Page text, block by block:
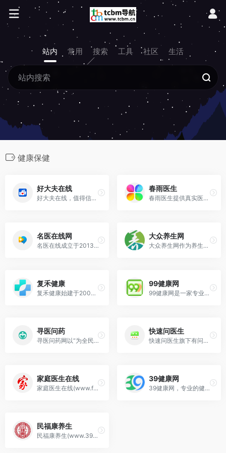
站内 常用 搜索 工具 社区 生活
健康保健
好大夫在线
好大夫在线，值得信赖的医疗平台，汇集全国17万+优质医疗权威专家，为患者提供网上看病、挂专家号，在线开药，线上买药，线上复诊，网络预约手术等全方位服务；患者通过
春雨医生
春雨医生提供真实医生的在线医疗健康咨询服务。由公立医院医师解答用户的健康问题。移动客户端产品春雨掌上医生是一款“自查+咨询”的健康服务类手机客户端；您可通过春雨
名医在线网
名医在线成立于2013年，系一家智慧医疗公司，公司建立并运营“健康科普”及“互联网医院”两大精准就医服务平台。为患者、医生、 医疗机构、 医药企业提供服务，分别
大众养生网
大众养生网作为养生第一门户，秉承传播科学养生方法和理念将养生贯穿于日常生活，真正做到让养生大众化，全民化，科学化。
复禾健康
复禾健康始建于2005年，是一家提供医疗健康优质内容和线下线上诊疗服务的网站。与全国知名三甲医院及医生保持长期合作，围绕医生打造个人 IP ，提升医生个人影响力
99健康网
99健康网是一家专业提供健康资讯的综合性健康网，是最适合中国人的健康门户网站。99健康网站旗下设有医院库、药品库、男科、妇科、中医、老人、育儿、体检、图库、美容
寻医问药
寻医问药网以“为全民健康导航”为己任，传播“品质生活、健康为先”的理念，为患者、医生搭建精准医疗信息查询，一对一在线咨询，预约挂号等服务平台。
快速问医生
快速问医生旗下有问必答网是优秀的医生在线健康问答咨询平台。来自全国数万名医生为您免费解答任何健康问题，可以通过电话、文字等多种方式与医生进行一对一咨询!
家庭医生在线
家庭医生在线(www.familydoctor.com.cn)专业的健康资讯门户网站，拥有国医大师、院士、三甲医院院长等专家组成的健康顾问团，提供专业的健康信息
39健康网
39健康网，专业的健康资讯门户网站，优质医疗保健信息与在线健康服务平台，医疗保健类网站杰出代表，荣获中国标杆品牌称号。提供专业、完善的健康信息服务，包括疾病，保
民福康养生
民福康养生(www.39yst.com)， 健康医疗门户网站,优质医疗健康科普与健康内容在线服务平台，提供、完善的健康医疗科普知识与健康内容服务,包括养生、保健